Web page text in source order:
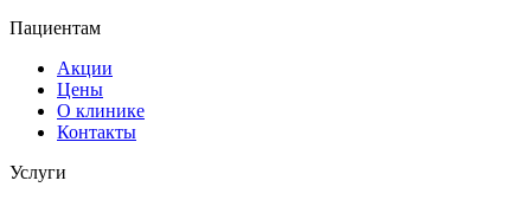
Пациентам
Акции
Цены
О клинике
Контакты
Услуги